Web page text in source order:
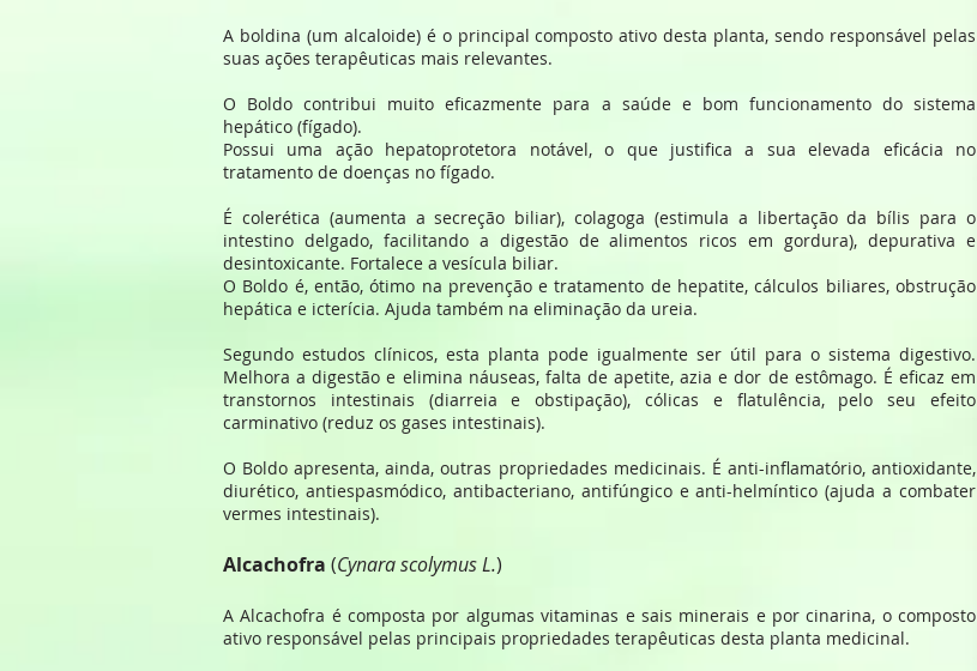
A boldina (um alcaloide) é o principal composto ativo desta planta, sendo responsável pelas
suas ações terapêuticas mais relevantes.
O Boldo contribui muito eficazmente para a saúde e bom funcionamento do sistema
hepático (fígado).
Possui uma ação hepatoprotetora notável, o que justifica a sua elevada eficácia no
tratamento de doenças no fígado.
É colerética (aumenta a secreção biliar), colagoga (estimula a libertação da bílis para o
intestino delgado, facilitando a digestão de alimentos ricos em gordura), depurativa e
desintoxicante. Fortalece a vesícula biliar.
O Boldo é, então, ótimo na prevenção e tratamento de hepatite, cálculos biliares, obstrução
hepática e icterícia. Ajuda também na eliminação da ureia.
Segundo estudos clínicos, esta planta pode igualmente ser útil para o sistema digestivo.
Melhora a digestão e elimina náuseas, falta de apetite, azia e dor de estômago. É eficaz em
transtornos intestinais (diarreia e obstipação), cólicas e flatulência, pelo seu efeito
carminativo (reduz os gases intestinais).
O Boldo apresenta, ainda, outras propriedades medicinais. É anti-inflamatório, antioxidante,
diurético, antiespasmódico, antibacteriano, antifúngico e anti-helmíntico (ajuda a combater
vermes intestinais).
Alcachofra (Cynara scolymus L.)
A Alcachofra é composta por algumas vitaminas e sais minerais e por cinarina, o composto
ativo responsável pelas principais propriedades terapêuticas desta planta medicinal.